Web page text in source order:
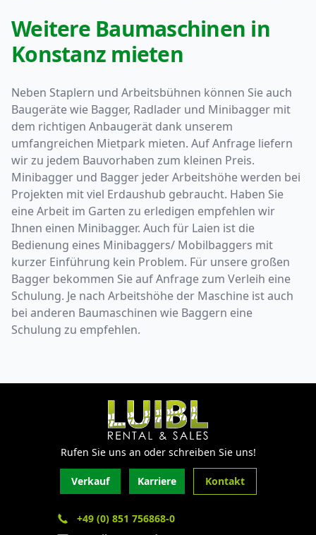
Weitere Baumaschinen in
Konstanz mieten
Neben Staplern und Arbeitsbühnen können Sie auch
Baugeräte wie Bagger, Radlader und Minibagger mit
dem richtigen Anbaugerät dank unserem
umfangreichen Mietpark mieten. Auf Anfrage liefern
wir zu jedem Bauvorhaben zum kleinen Preis.
Minibagger und Bagger jeder Arbeitshöhe werden bei
Projekten mit viel Erdaushub gebraucht. Haben Sie
eine Arbeit im Garten zu erledigen empfehlen wir
Ihnen einen Minibagger. Auch für Laien ist die
Bedienung eines Minibaggers/ Mobilbaggers mit
kurzer Einführung kein Problem. Für unsere großen
Bagger bekommen Sie auf Anfrage zum Verleih eine
Schulung. Je nach Arbeitshöhe der Maschine ist auch
bei anderen Baumaschinen wie Baggern eine
Schulung zu empfehlen.
Rufen Sie uns an oder schreiben Sie uns!
Verkauf Karriere Kontakt
+49 (0) 851 756868-0